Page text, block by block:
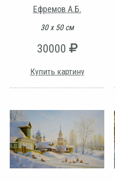
Ефремов А.Б.
30 х 50 см
30000
Купить картину